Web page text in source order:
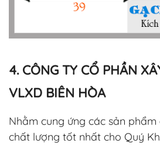
4. CÔNG TY CỔ PHẦN
VLXD BIÊN HÒA
Nhằm cung ứng các sản
chất lượng tốt nhất cho Quý